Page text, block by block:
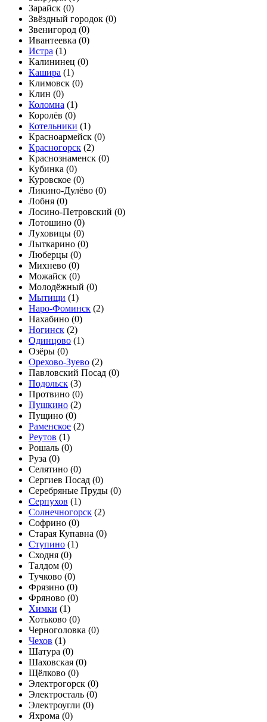
Зарайск (0)
Звёздный городок (0)
Звенигород (0)
Ивантеевка (0)
Истра (1)
Калининец (0)
Кашира (1)
Климовск (0)
Клин (0)
Коломна (1)
Королёв (0)
Котельники (1)
Красноармейск (0)
Красногорск (2)
Краснознаменск (0)
Кубинка (0)
Куровское (0)
Ликино-Дулёво (0)
Лобня (0)
Лосино-Петровский (0)
Лотошино (0)
Луховицы (0)
Лыткарино (0)
Люберцы (0)
Михнево (0)
Можайск (0)
Молодёжный (0)
Мытищи (1)
Наро-Фоминск (2)
Нахабино (0)
Ногинск (2)
Одинцово (1)
Озёры (0)
Орехово-Зуево (2)
Павловский Посад (0)
Подольск (3)
Протвино (0)
Пушкино (2)
Пущино (0)
Раменское (2)
Реутов (1)
Рошаль (0)
Руза (0)
Селятино (0)
Сергиев Посад (0)
Серебряные Пруды (0)
Серпухов (1)
Солнечногорск (2)
Софрино (0)
Старая Купавна (0)
Ступино (1)
Сходня (0)
Талдом (0)
Тучково (0)
Фрязино (0)
Фряново (0)
Химки (1)
Хотьково (0)
Черноголовка (0)
Чехов (1)
Шатура (0)
Шаховская (0)
Щёлково (0)
Электрогорск (0)
Электросталь (0)
Электроугли (0)
Яхрома (0)